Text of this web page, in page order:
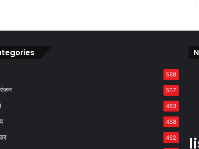
588
557
463
458
452